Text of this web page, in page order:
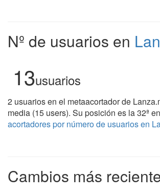
Nº de usuarios en
13usuarios
2 usuarios en el metaacortador de
media (15 users). Su posición es la 32ª
acortadores por número de usuarios en
Cambios más